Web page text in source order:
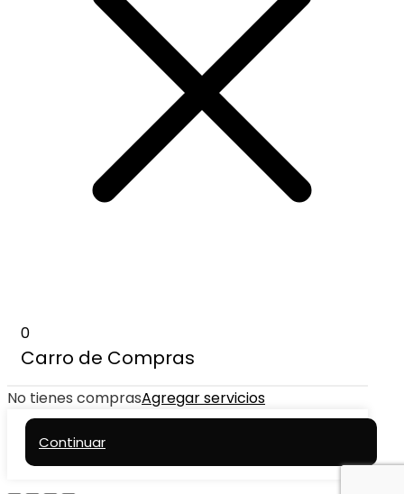
0
Carro de Compras
No tienes comprasAgregar servicios
Continuar